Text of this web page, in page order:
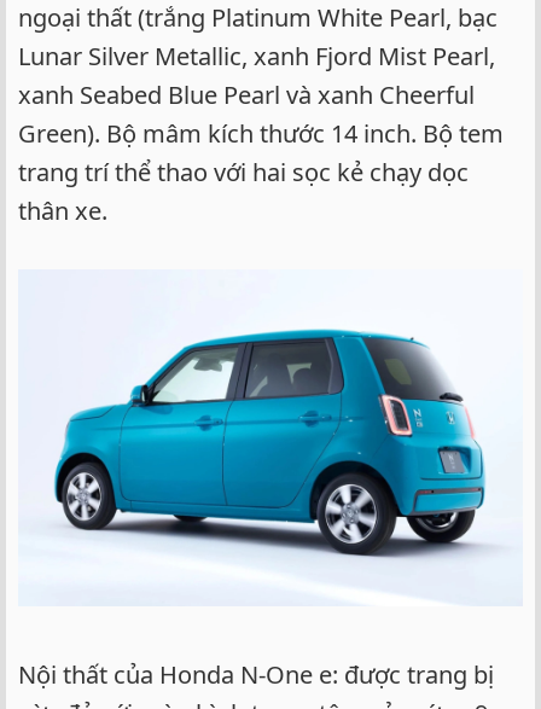
ngoại thất (trắng Platinum White Pearl, bạc
Lunar Silver Metallic, xanh Fjord Mist Pearl,
xanh Seabed Blue Pearl và xanh Cheerful
Green). Bộ mâm kích thước 14 inch. Bộ tem
trang trí thể thao với hai sọc kẻ chạy dọc
thân xe.
Nội thất của Honda N-One e: được trang bị